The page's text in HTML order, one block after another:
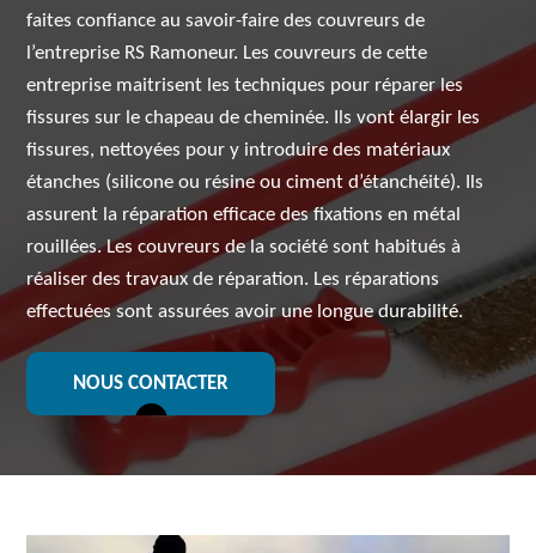
faites confiance au savoir-faire des couvreurs de
l’entreprise RS Ramoneur. Les couvreurs de cette
entreprise maitrisent les techniques pour réparer les
fissures sur le chapeau de cheminée. Ils vont élargir les
fissures, nettoyées pour y introduire des matériaux
étanches (silicone ou résine ou ciment d’étanchéité). Ils
assurent la réparation efficace des fixations en métal
rouillées. Les couvreurs de la société sont habitués à
réaliser des travaux de réparation. Les réparations
effectuées sont assurées avoir une longue durabilité.
NOUS CONTACTER